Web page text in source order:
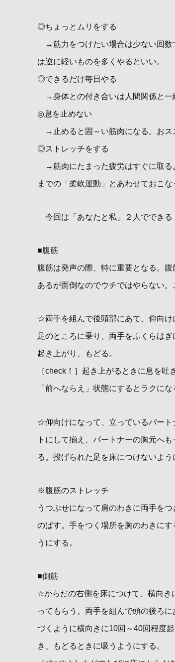
◎ちょっとムリをする
→筋力をつけたい場合は少ない回数
は逆に軽いものを多くやるといい。
◎できるだけ毎日やる
→身体との付き合いは人間関係と一
◎息を止めない
→止めると固～い筋肉になる。おス
◎ストレッチをする
→筋肉にたまった疲労はすぐに取る
までの「柔軟運動」とあわせておこな
今回は「あなたと私」２人でできる
■腹筋
腹筋は発声の際、特に重要となる。
あるが面倒なのでウチではやらない
☆両手を組んで後頭部にあて、仰向
足のところに乗り、両手をふくらは
起き上がり、もどる。
［check！］起き上がるときに息を
「前へならえ」状態にするとラクにな
☆仰向けになって、立っているパー
トにして揃え、パートナーの胸元へ
る。投げられた足を床につけないよ
※腹筋のストレッチ
うつぶせになって肩のわきに両手を
のばす。手をつく場所を胸のわきに
うにする。
■側筋
☆からだの右側を床につけて、横向
ってもらう。両手を組んで頭の後ろ
づくように横向きに10回～40回程度
き、もどるときに吸うようにする。